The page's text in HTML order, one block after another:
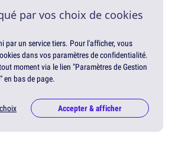
par vos choix de cookies
par un service tiers. Pour l'afficher, vous
dans vos paramètres de confidentialité.
moment via le lien "Paramètres de Gestion
en bas de page.
Accepter & afficher